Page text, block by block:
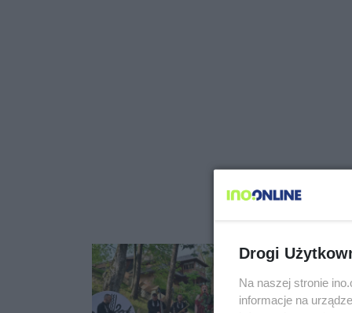
Drogi
Na naszej stronie
informacje na